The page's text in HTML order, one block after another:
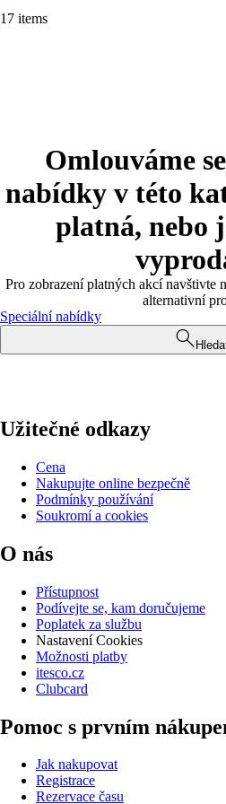
17 items
Omlouváme
nabídky v této
platná, nebo
Pro zobrazení platných akcí navštivte
alternativní
Speciální nabídky
Užitečné odkazy
Cena
Nakupujte online bezpečně
Podmínky používání
Soukromí a cookies
O nás
Přístupnost
Podívejte se, kam doručujeme
Poplatek za službu
Nastavení Cookies
Možnosti platby
itesco.cz
Clubcard
Pomoc s prvním
Jak nakupovat
Registrace
Rezervace času